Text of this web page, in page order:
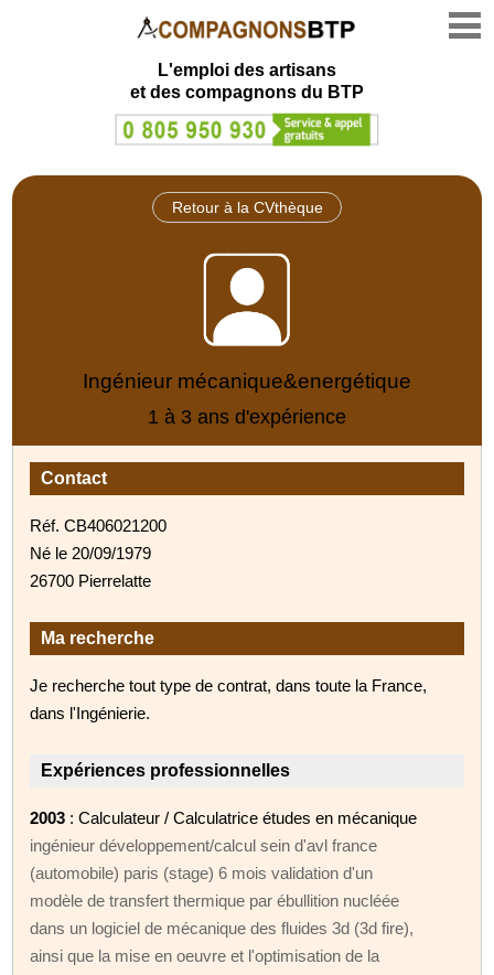
L'emploi des artisans
et des compagnons du BTP
Retour à la CVthèque
Ingénieur mécanique&energétique
1 à 3 ans d'expérience
Contact
Réf. CB406021200
Né le 20/09/1979
26700 Pierrelatte
Ma recherche
Je recherche tout type de contrat, dans toute la France,
dans l'Ingénierie.
Expériences professionnelles
2003 : Calculateur / Calculatrice études en mécanique
ingénieur développement/calcul sein d'avl france
(automobile) paris (stage) 6 mois validation d'un
modèle de transfert thermique par ébullition nucléée
dans un logiciel de mécanique des fluides 3d (3d fire),
ainsi que la mise en oeuvre et l'optimisation de la